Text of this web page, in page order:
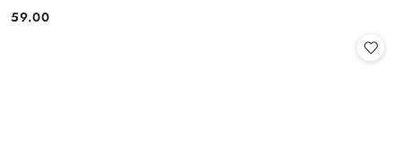
Cena:
59.00